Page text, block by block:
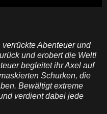
verrückte Abenteuer und
und erobert die Welt!
begleitet ihr Axel auf
Schurken, die
Bewältigt extreme
verdient dabei jede